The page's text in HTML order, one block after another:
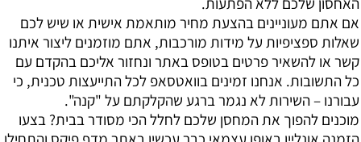
האחסון שלכם ללא הפתעות.
אם אתם מעוניינים בהצעת מחיר מותאמת אישית או שיש לכם
שאלות ספציפיות על מידות מורכבות, אתם מוזמנים ליצור איתנו
קשר או להשאיר פרטים בטופס באתר ונחזור אליכם בהקדם עם
כל התשובות. אנחנו זמינים בוואטסאפ לכל התייעצות טכנית, כי
עבורנו – השירות לא נגמר ברגע שהקלקתם על "קנה".
מוכנים להפוך את המחסן שלכם לחלל הכי מסודר בבית? בצעו